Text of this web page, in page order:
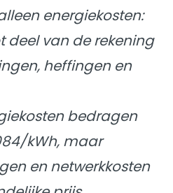
energiekosten:
deel van de rekening
heffingen en
bedragen
kWh, maar
en netwerkkosten